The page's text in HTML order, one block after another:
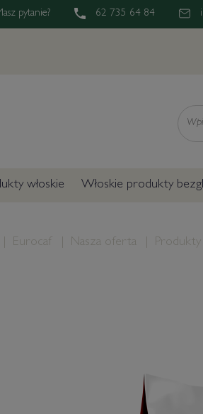
pytanie? 62 735 64 84
włoskie Włoskie produkty
Eurocaf Nasza oferta Produkty